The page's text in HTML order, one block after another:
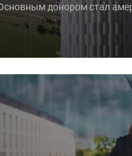
донором стал